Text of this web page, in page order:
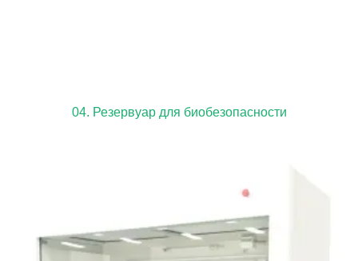
04. Резервуар для биобезопасности